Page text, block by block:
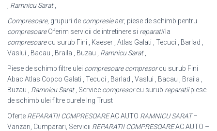
Ramnicu Sarat,
Compresoare, grupuri de compresieaer, piese de schimb pentru
compresoareOferim servicii de intretinere si reparatiila
compresoarecu surub Fini , Kaeser , Atlas Galati , Tecuci , Barlad ,
Vaslui , Bacau , Braila , Buzau , Ramnicu Sarat,
Piese de schimb filtre ulei compresoare compresorcu surub Fini
Abac Atlas Copco Galati , Tecuci , Barlad , Vaslui , Bacau , Braila ,
Buzau , Ramnicu Sarat, Service compresorcu surub reparatiipiese
de schimb ulei filtre curele Ing Trust
Oferte REPARATII COMPRESOAREAC AUTO RAMNICU SARAT–
Vanzari, Cumparari, Servicii REPARATII COMPRESOAREAC AUTO –